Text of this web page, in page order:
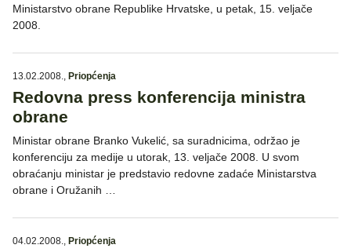
Ministarstvo obrane Republike Hrvatske, u petak, 15. veljače
2008.
13.02.2008., Priopćenja
Redovna press konferencija ministra
obrane
Ministar obrane Branko Vukelić, sa suradnicima, održao je
konferenciju za medije u utorak, 13. veljače 2008. U svom
obraćanju ministar je predstavio redovne zadaće Ministarstva
obrane i Oružanih …
04.02.2008., Priopćenja